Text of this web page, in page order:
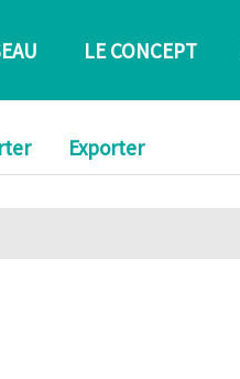
LE CONCEPT
Exporter